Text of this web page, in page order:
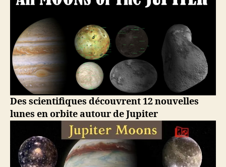
12
lunes,
79
au
total
en
orbite
:
les
scientifiques
Des scientifiques découvrent 12 nouvelles
lunes en orbite autour de Jupiter